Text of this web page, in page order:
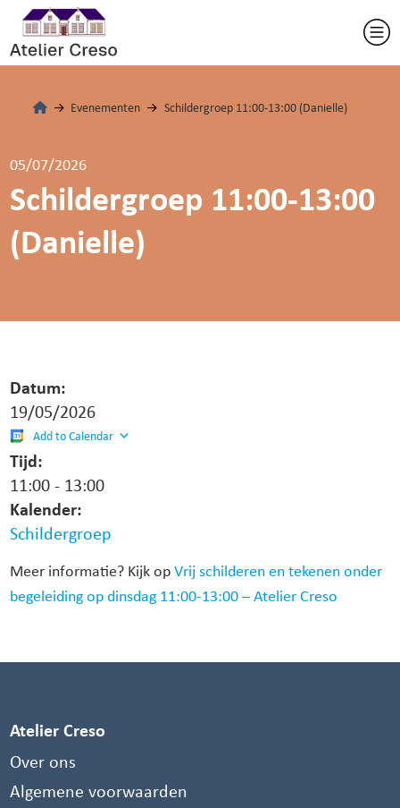
Evenementen Schildergroep 11:00-13:00 (Danielle)
05/07/2026
Schildergroep 11:00-13:00
(Danielle)
Datum:
19/05/2026
Add to Calendar
Tijd:
11:00- 13:00
Kalender:
Schildergroep
Meer informatie? Kijk opVrij schilderen en tekenen onder
begeleiding op dinsdag 11:00-13:00 – Atelier Creso
Atelier Creso
Over ons
Algemene voorwaarden